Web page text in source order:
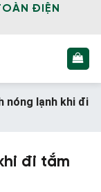
ĐIỆN
nóng lạnh khi đi
đi tắm